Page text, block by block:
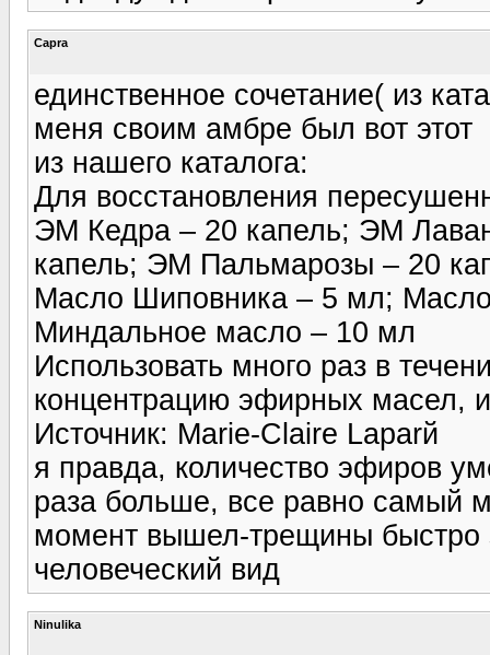
Capra
единственное сочетание( из
меня своим амбре был вот этот
из нашего каталога:
Для восстановления
ЭМ Кедра – 20 капель; ЭМ
капель; ЭМ Пальмарозы – 20
Масло Шиповника – 5 мл;
Миндальное масло – 10 мл
Использовать много раз в
концентрацию эфирных масел,
Источник: Marie-Claire Laparй
я правда, количество эфиров
раза больше, все равно самый
момент вышел-трещины быстро
человеческий вид
Ninulika